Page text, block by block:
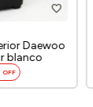
Daewoo
blanco